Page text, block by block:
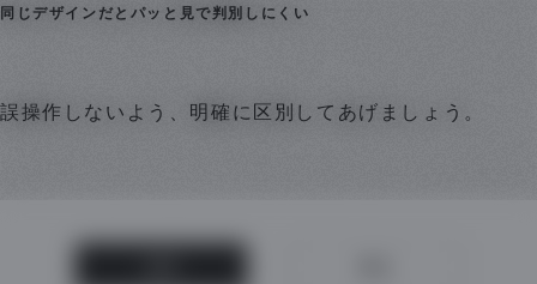
同じデザインだとパッと見で判別しにくい
誤操作しないよう、明確に区別してあげましょう。